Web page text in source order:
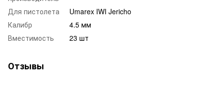
Для пистолета
Umarex IWI Jericho
Калибр
4.5 мм
Вместимость
23 шт
Отзывы